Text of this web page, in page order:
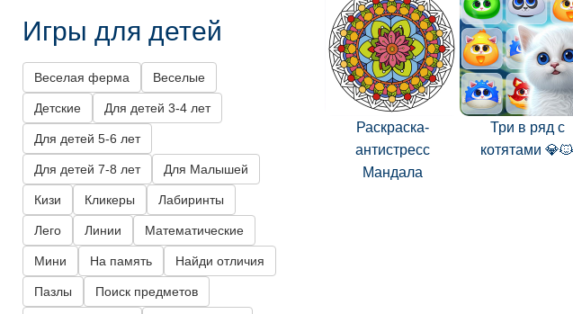
Раскраска-
антистресс
Мандала
Три в ряд с
котятами 💎🐱
Игры для детей
Веселая ферма Веселые
Детские Для детей 3-4 лет
Для детей 5-6 лет
Для детей 7-8 лет Для Малышей
Кизи Кликеры Лабиринты
Лего Линии Математические
Мини На память Найди отличия
Пазлы Поиск предметов